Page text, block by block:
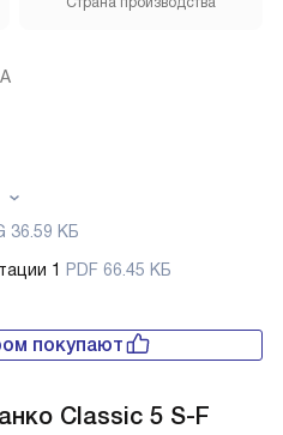
36.59 КБ
1
PDF 66.45 КБ
покупают
Classic 5 S-F